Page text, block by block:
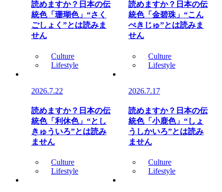
読めますか？日本の伝
統色「珊瑚色」“さく
ごしょく”とは読みま
せん
Culture
Lifestyle
読めますか？日本の伝
統色「金碧珠」“こん
ぺきじゅ”とは読みま
せん
Culture
Lifestyle
2026.7.22
読めますか？日本の伝
統色「利休色」“とし
きゅういろ”とは読み
ません
Culture
Lifestyle
2026.7.17
読めますか？日本の伝
統色「小鹿色」“しょ
うしかいろ”とは読み
ません
Culture
Lifestyle